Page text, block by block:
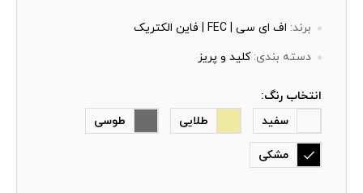
برند: اف ای سی | FEC | فاین الکتریک
دسته بندی:کلید و پریز
انتخاب رنگ:
سفید
طلایی طوسی
مشکی